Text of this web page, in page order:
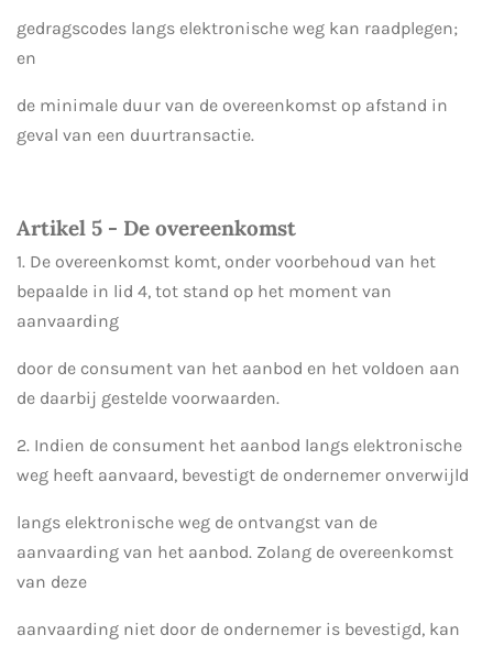
gedragscodes langs elektronische weg kan raadplegen;
en
de minimale duur van de overeenkomst op afstand in
geval van een duurtransactie.
Artikel 5 - De overeenkomst
1. De overeenkomst komt, onder voorbehoud van het
bepaalde in lid 4, tot stand op het moment van
aanvaarding
door de consument van het aanbod en het voldoen aan
de daarbij gestelde voorwaarden.
2. Indien de consument het aanbod langs elektronische
weg heeft aanvaard, bevestigt de ondernemer onverwijld
langs elektronische weg de ontvangst van de
aanvaarding van het aanbod. Zolang de overeenkomst
van deze
aanvaarding niet door de ondernemer is bevestigd, kan